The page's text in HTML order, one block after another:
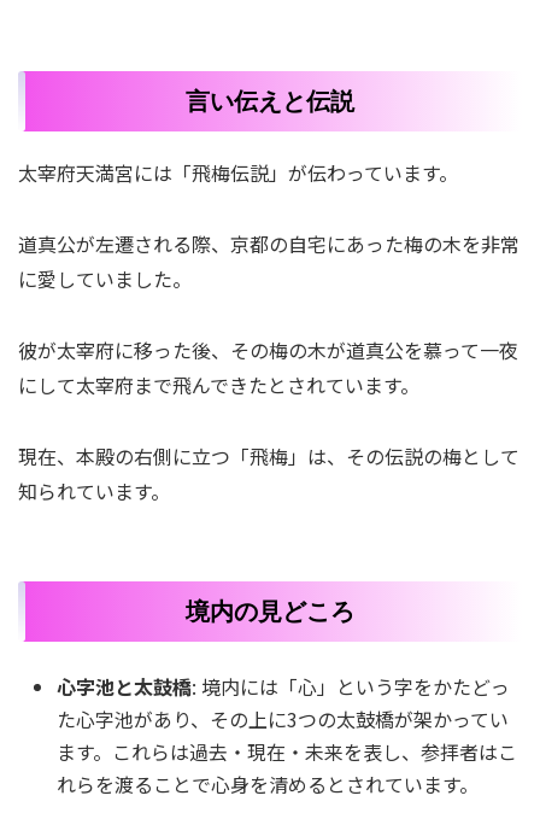
言い伝えと伝説
太宰府天満宮には「飛梅伝説」が伝わっています。
道真公が左遷される際、京都の自宅にあった梅の木を非常
に愛していました。
彼が太宰府に移った後、その梅の木が道真公を慕って一夜
にして太宰府まで飛んできたとされています。
現在、本殿の右側に立つ「飛梅」は、その伝説の梅として
知られています。
境内の見どころ
心字池と太鼓橋: 境内には「心」という字をかたどっ
た心字池があり、その上に3つの太鼓橋が架かってい
ます。これらは過去・現在・未来を表し、参拝者はこ
れらを渡ることで心身を清めるとされています。